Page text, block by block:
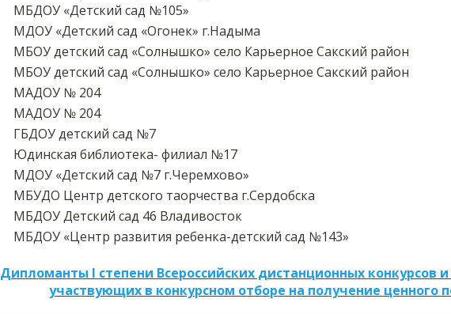
МБДОУ «Детский сад №105»
МДОУ «Детский сад «Огонек» г.Надыма
МБОУ детский сад «Солнышко» село Карьерное Сакский район
МБОУ детский сад «Солнышко» село Карьерное Сакский район
МАДОУ № 204
МАДОУ № 204
ГБДОУ детский сад №7
Юдинская библиотека- филиал №17
МДОУ «Детский сад №7 г.Черемхово»
МБУДО Центр детского таорчества г.Сердобска
МБДОУ Детский сад 46 Владивосток
МБДОУ «Центр развития ребенка-детский сад №143»
Дипломанты I степени Всероссийских дистанционных конкурсов
участвующих в конкурсном отборе на получение ценного